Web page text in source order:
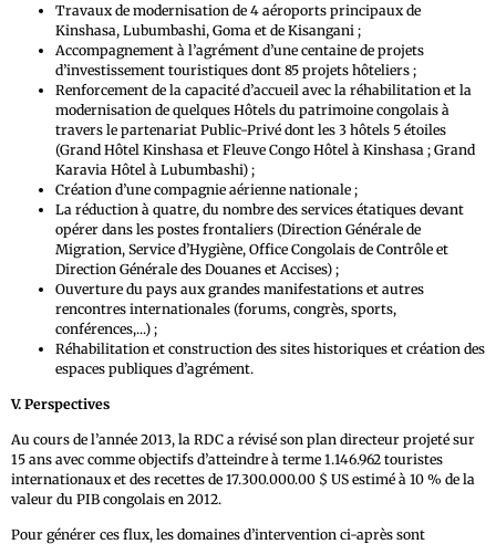
Travaux de modernisation de 4 aéroports principaux de
Kinshasa, Lubumbashi, Goma et de Kisangani ;
Accompagnement à l’agrément d’une centaine de projets
d’investissement touristiques dont 85 projets hôteliers ;
Renforcement de la capacité d’accueil avec la réhabilitation et la
modernisation de quelques Hôtels du patrimoine congolais à
travers le partenariat Public-Privé dont les 3 hôtels 5 étoiles
(Grand Hôtel Kinshasa et Fleuve Congo Hôtel à Kinshasa ; Grand
Karavia Hôtel à Lubumbashi) ;
Création d’une compagnie aérienne nationale ;
La réduction à quatre, du nombre des services étatiques devant
opérer dans les postes frontaliers (Direction Générale de
Migration, Service d’Hygiène, Office Congolais de Contrôle et
Direction Générale des Douanes et Accises) ;
Ouverture du pays aux grandes manifestations et autres
rencontres internationales (forums, congrès, sports,
conférences,...) ;
Réhabilitation et construction des sites historiques et création des
espaces publiques d’agrément.
V. Perspectives
Au cours de l’année 2013, la RDC a révisé son plan directeur projeté sur
15 ans avec comme objectifs d’atteindre à terme 1.146.962 touristes
internationaux et des recettes de 17.300.000.00 $ US estimé à 10 % de la
valeur du PIB congolais en 2012.
Pour générer ces flux, les domaines d’intervention ci-après sont